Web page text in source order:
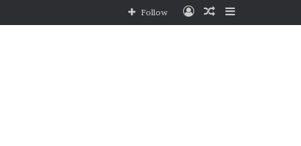
Sidebar
Random
Log
Follow